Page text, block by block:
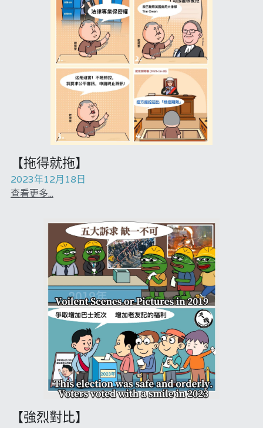
【拖得就拖】
2023年12月18日
查看更多...
【強烈對比】
招國偉專欄
羅浚軒專欄
林淑芳專欄
陳子遷律師專欄
溫志倫專欄
汪明欣專欄
莊豪鋒專欄
宏福‧革新
張美雄專欄